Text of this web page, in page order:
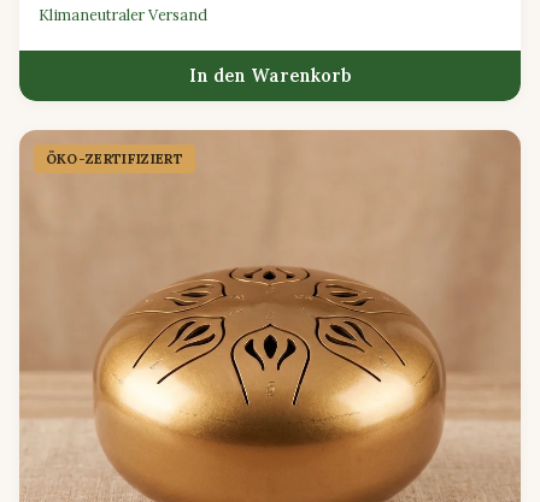
Klimaneutraler Versand
In den Warenkorb
ÖKO-ZERTIFIZIERT